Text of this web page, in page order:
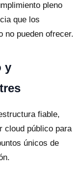
pleno
que los
no pueden ofrecer.
y
fiable,
cloud público para
únicos de